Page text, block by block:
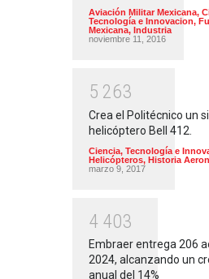
Aviación Militar Mexicana,
Tecnología e Innovacion,
Mexicana, Industria
noviembre 11, 2016
5 263
Crea el Politécnico un
helicóptero Bell 412.
Ciencia, Tecnología e
Helicópteros, Historia
marzo 9, 2017
4 403
Embraer entrega 206
2024, alcanzando un
anual del 14%